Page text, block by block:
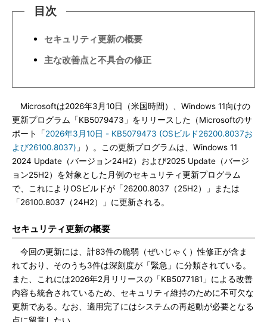
目次
セキュリティ更新の概要
主な改善点と不具合の修正
Microsoftは2026年3月10日（米国時間）、Windows 11向けの
更新プログラム「KB5079473」をリリースした（Microsoftのサ
ポート「2026年3月10日 - KB5079473 (OSビルド26200.8037お
よび26100.8037) 」）。この更新プログラムは、Windows 11
2024 Update（バージョン24H2）および2025 Update（バージ
ョン25H2）を対象とした月例のセキュリティ更新プログラム
で、これによりOSビルドが「26200.8037（25H2）」または
「26100.8037（24H2）」に更新される。
セキュリティ更新の概要
今回の更新には、計83件の脆弱（ぜいじゃく）性修正が含ま
れており、そのうち3件は深刻度が「緊急」に分類されている。
また、これには2026年2月リリースの「KB5077181」による改善
内容も統合されているため、セキュリティ維持のために不可欠な
更新である。なお、適用完了にはシステムの再起動が必要となる